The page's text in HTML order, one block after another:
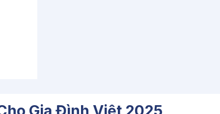
Gia Đình Việt 2025